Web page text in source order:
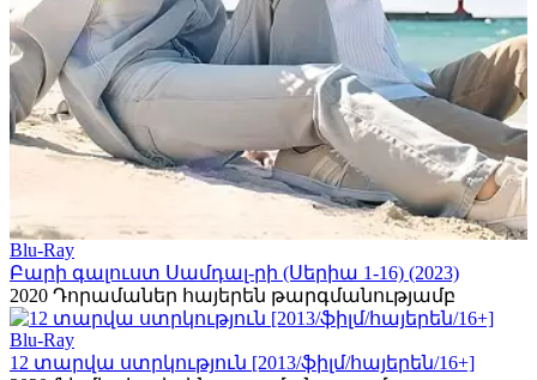
Blu-Ray
Բարի գալուստ Սամդալ-րի (Սերիա 1-16) (2023)
2020 Դորամաներ հայերեն թարգմանությամբ
Blu-Ray
12 տարվա ստրկություն [2013/ֆիլմ/հայերեն/16+]